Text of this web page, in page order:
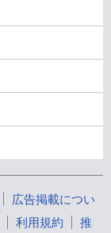
広告掲載につい
利用規約 推